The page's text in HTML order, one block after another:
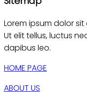
Lorem ipsum dolor
Ut elit tellus, luctus
dapibus leo.
HOME PAGE
ABOUT US